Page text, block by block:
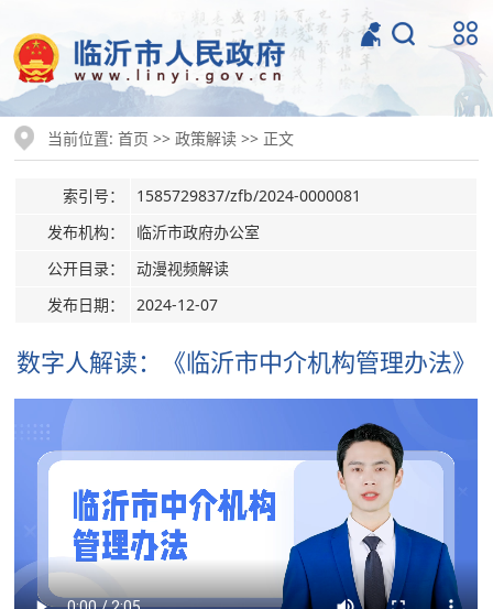
当前位置:首页 >>政策解读 >> 正文
索引号：
1585729837/zfb/2024-0000081
发布机构：
临沂市政府办公室
公开目录：
动漫视频解读
发布日期：
2024-12-07
数字人解读：《临沂市中介机构管理办法》